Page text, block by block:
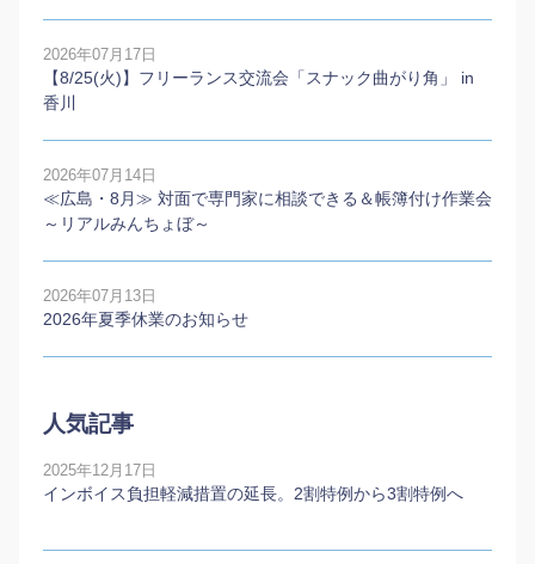
2026年07月17日
【8/25(火)】フリーランス交流会「スナック曲がり角」 in
香川
2026年07月14日
≪広島・8月≫ 対面で専門家に相談できる＆帳簿付け作業会
～リアルみんちょぼ～
2026年07月13日
2026年夏季休業のお知らせ
人気記事
2025年12月17日
インボイス負担軽減措置の延長。2割特例から3割特例へ